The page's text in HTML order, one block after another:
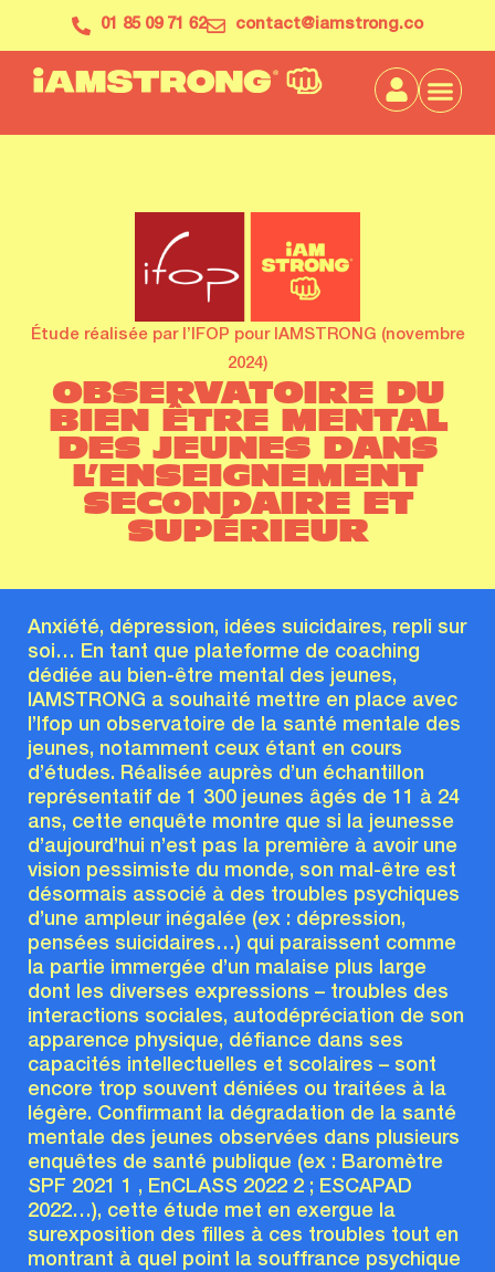
01 85 09 71 62 contact@iamstrong.co
Étude réalisée par l’IFOP pour IAMSTRONG (novembre
2024)
OBSERVATOIRE DU
BIEN ÊTRE MENTAL
DES JEUNES DANS
L’ENSEIGNEMENT
SECONDAIRE ET
SUPÉRIEUR
Anxiété, dépression, idées suicidaires, repli sur
soi… En tant que plateforme de coaching
dédiée au bien-être mental des jeunes,
IAMSTRONG a souhaité mettre en place avec
l’Ifop un observatoire de la santé mentale des
jeunes, notamment ceux étant en cours
d’études. Réalisée auprès d’un échantillon
représentatif de 1 300 jeunes âgés de 11 à 24
ans, cette enquête montre que si la jeunesse
d’aujourd’hui n’est pas la première à avoir une
vision pessimiste du monde, son mal-être est
désormais associé à des troubles psychiques
d’une ampleur inégalée (ex : dépression,
pensées suicidaires…) qui paraissent comme
la partie immergée d’un malaise plus large
dont les diverses expressions – troubles des
interactions sociales, autodépréciation de son
apparence physique, défiance dans ses
capacités intellectuelles et scolaires – sont
encore trop souvent déniées ou traitées à la
légère. Confirmant la dégradation de la santé
mentale des jeunes observées dans plusieurs
enquêtes de santé publique (ex : Baromètre
SPF 2021 1 , EnCLASS 2022 2 ; ESCAPAD
2022…), cette étude met en exergue la
surexposition des filles à ces troubles tout en
montrant à quel point la souffrance psychique